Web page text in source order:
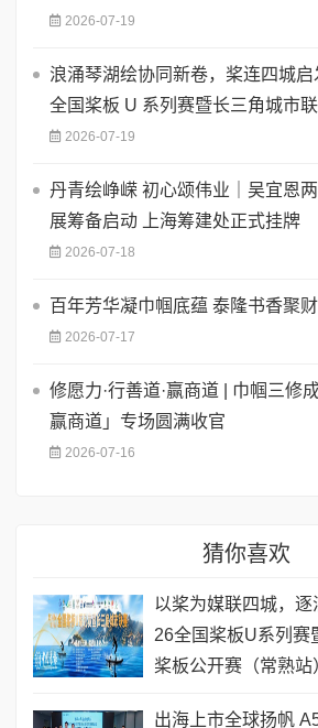
2026-07-19
浪涌琴湖绘协同新卷，桨连四城
全国桨板 U 系列赛暨长三角城市
2026-07-19
丹青绘峥嵘 初心颂伟业｜吴宜恩
展筹备启动 上海筹建处正式挂牌
2026-07-18
百年芳华凝巾帼底蕴 泰隆书香聚
2026-07-17
修愿力·行善道·赢商道 | 巾帼三修
赢商道」专场圆满收官
2026-07-16
猜你喜欢
以桨为媒联四城，
26全国桨板U系列赛
桨板公开赛（常熟站
出海上市全球扬帆